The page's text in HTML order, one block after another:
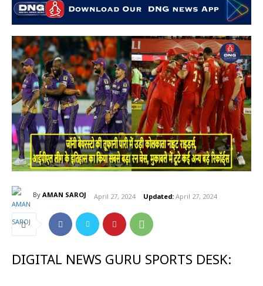
By AMAN SAROJ April 27, 2024 Updated: April 27, 2024
DIGITAL NEWS GURU SPORTS DESK: